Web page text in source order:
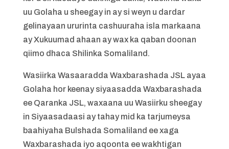
uu Golaha u sheegay in ay si weyn u dardar
gelinayaan ururinta cashuuraha isla markaana
ay Xukuumad ahaan ay wax ka qaban doonan
qiimo dhaca Shilinka Somaliland.
Wasiirka Wasaaradda Waxbarashada JSL ayaa
Golaha hor keenay siyaasadda Waxbarashada
ee Qaranka JSL, waxaana uu Wasiirku sheegay
in Siyaasadaasi ay tahay mid ka tarjumeysa
baahiyaha Bulshada Somaliland ee xaga
Waxbarashada iyo aqoonta ee wakhtigan